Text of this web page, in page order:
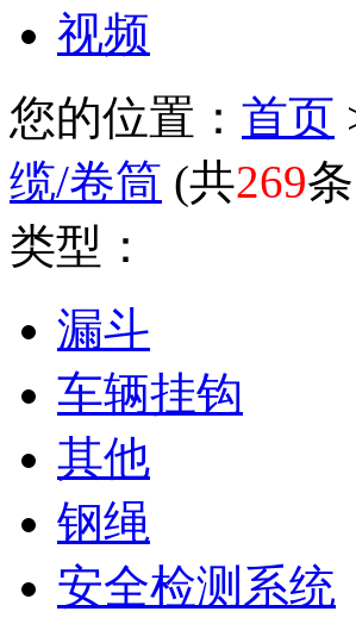
视频
您的位置： 首页
缆/卷筒 (共269
类型：
漏斗
车辆挂钩
其他
钢绳
安全检测系统